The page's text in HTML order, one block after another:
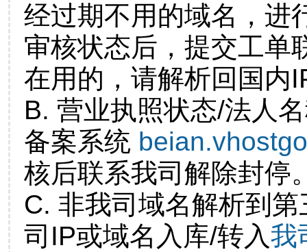
经过期不用的域名，进
审核状态后，提交工单
在用的，请解析回国内
B. 营业执照状态/法人
备案系统
核后联系我司解除封停
C. 非我司域名解析到
司IP或域名入库/转入我